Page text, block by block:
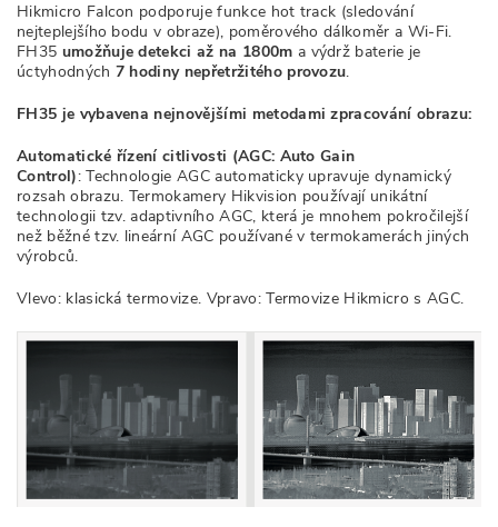
Hikmicro Falcon podporuje funkce hot track (sledování
nejteplejšího bodu v obraze), poměrového dálkoměr a Wi-Fi.
FH35 umožňuje detekci až na 1800m a výdrž baterie je
úctyhodných 7 hodiny nepřetržitého provozu.
FH35 je vybavena nejnovějšími metodami zpracování obrazu:
Automatické řízení citlivosti (AGC: Auto Gain
Control): Technologie AGC automaticky upravuje dynamický
rozsah obrazu. Termokamery Hikvision používají unikátní
technologii tzv. adaptivního AGC, která je mnohem pokročilejší
než běžné tzv. lineární AGC používané v termokamerách jiných
výrobců.
Vlevo: klasická termovize. Vpravo: Termovize Hikmicro s AGC.